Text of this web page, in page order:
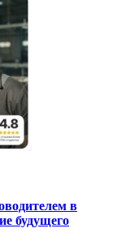
в
будущего